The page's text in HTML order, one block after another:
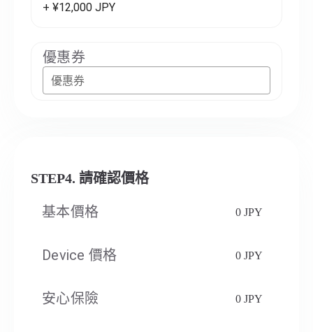
+ ¥12,000 JPY
優惠券
優惠券
STEP4. 請確認價格
基本價格 0 JPY
Device 價格 0 JPY
安心保險 0 JPY